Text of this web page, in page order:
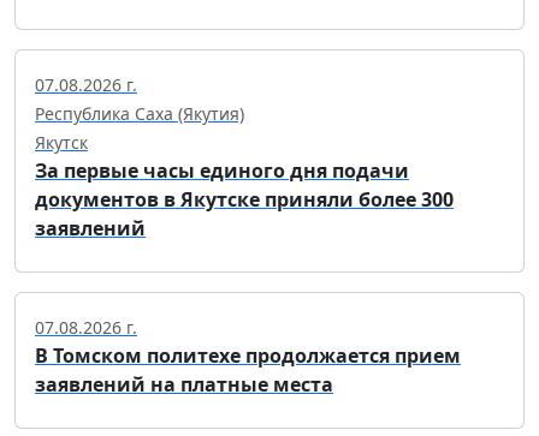
07.08.2026 г.
Республика Саха (Якутия)
Якутск
За первые часы единого дня подачи
документов в Якутске приняли более 300
заявлений
07.08.2026 г.
В Томском политехе продолжается прием
заявлений на платные места